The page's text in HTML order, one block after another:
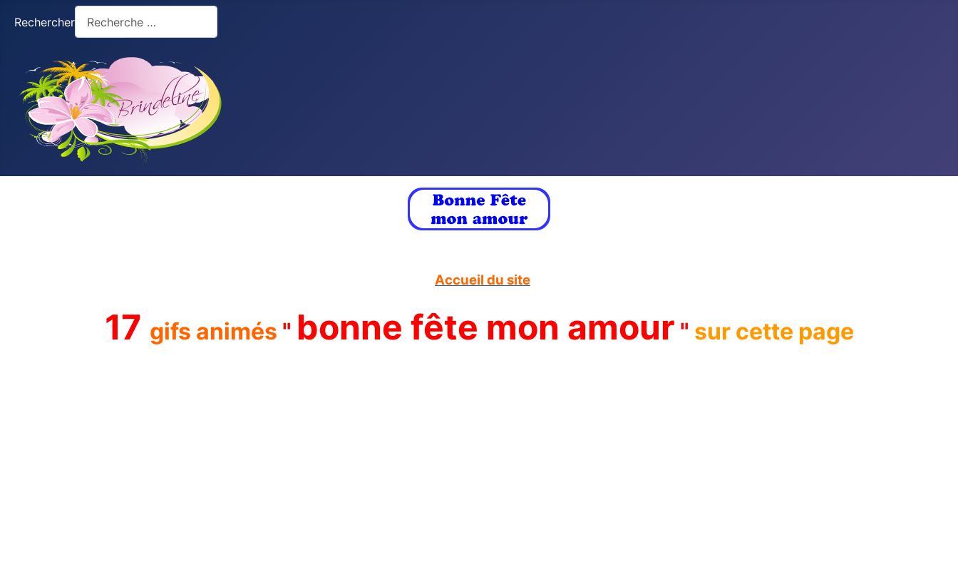
Rechercher
Accueil du site
17 gifs animés " bonne fête mon amour " sur cette page